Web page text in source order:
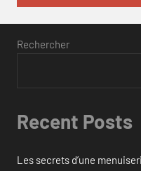
Rechercher
Recent Posts
Les secrets d’une